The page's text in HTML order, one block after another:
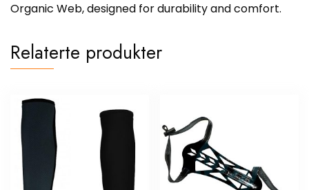
Organic Web, designed for durability and comfort.
Relaterte produkter